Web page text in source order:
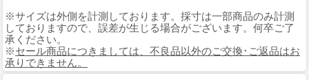
※サイズは外側を計測しております。採寸は一部商品のみ計測
しておりますので、誤差が生じる場合がございます。何卒ご了
承ください。
※セール商品につきましては、不良品以外のご交換･ご返品はお
承りできません。